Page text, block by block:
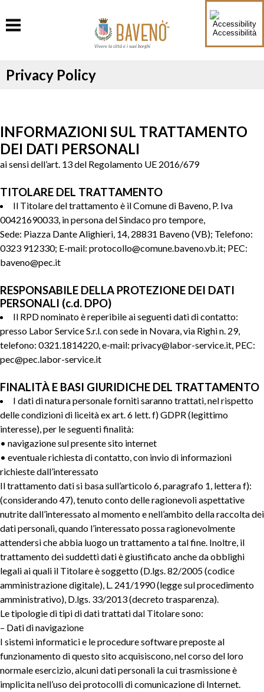
Accessibilità
Vivere la città e i suoi borghi
Privacy Policy
INFORMAZIONI SUL TRATTAMENTO
DEI DATI PERSONALI
ai sensi dell’art. 13 del Regolamento UE 2016/679
TITOLARE DEL TRATTAMENTO
Il Titolare del trattamento è il Comune di Baveno, P. Iva
00421690033, in persona del Sindaco pro tempore,
Sede: Piazza Dante Alighieri, 14, 28831 Baveno (VB); Telefono:
0323 912330; E-mail: protocollo@comune.baveno.vb.it; PEC:
baveno@pec.it
RESPONSABILE DELLA PROTEZIONE DEI DATI
PERSONALI (c.d. DPO)
Il RPD nominato è reperibile ai seguenti dati di contatto:
presso Labor Service S.r.l. con sede in Novara, via Righi n. 29,
telefono: 0321.1814220, e-mail: privacy@labor-service.it, PEC:
pec@pec.labor-service.it
FINALITÀ E BASI GIURIDICHE DEL TRATTAMENTO
I dati di natura personale forniti saranno trattati, nel rispetto
delle condizioni di liceità ex art. 6 lett. f) GDPR (legittimo
interesse), per le seguenti finalità:
• navigazione sul presente sito internet
• eventuale richiesta di contatto, con invio di informazioni
richieste dall’interessato
Il trattamento dati si basa sull’articolo 6, paragrafo 1, lettera f):
(considerando 47), tenuto conto delle ragionevoli aspettative
nutrite dall’interessato al momento e nell’ambito della raccolta dei
dati personali, quando l’interessato possa ragionevolmente
attendersi che abbia luogo un trattamento a tal fine. Inoltre, il
trattamento dei suddetti dati è giustificato anche da obblighi
legali ai quali il Titolare è soggetto (D.lgs. 82/2005 (codice
amministrazione digitale), L. 241/1990 (legge sul procedimento
amministrativo), D.lgs. 33/2013 (decreto trasparenza).
Le tipologie di tipi di dati trattati dal Titolare sono:
– Dati di navigazione
I sistemi informatici e le procedure software preposte al
funzionamento di questo sito acquisiscono, nel corso del loro
normale esercizio, alcuni dati personali la cui trasmissione è
implicita nell’uso dei protocolli di comunicazione di Internet.